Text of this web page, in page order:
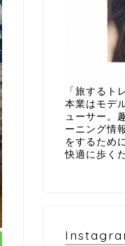
「旅するト
本業はモデ
ューサー。
ーニング情
をするため
快適に歩く